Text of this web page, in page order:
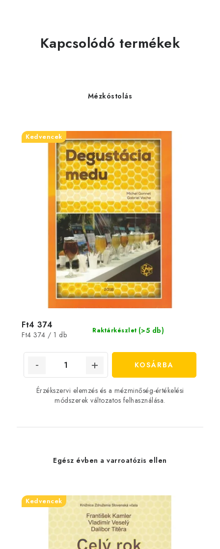
Kapcsolódó termékek
Mézkóstolás
Kedvencek
Raktárkészlet (>5 db)
Ft4 374
Egységár:
Ft4 374 / 1 db
KOSÁRBA
Érzékszervi elemzés és a mézminőség-értékelési
módszerek változatos felhasználása.
Egész évben a varroatózis ellen
Kedvencek